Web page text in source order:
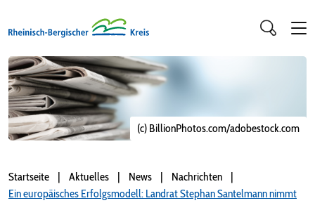
(c) BillionPhotos.com/adobestock.com
Startseite Aktuelles News
Nachrichten
Ein europäisches Erfolgsmodell: Landrat Stephan Santelmann nimmt